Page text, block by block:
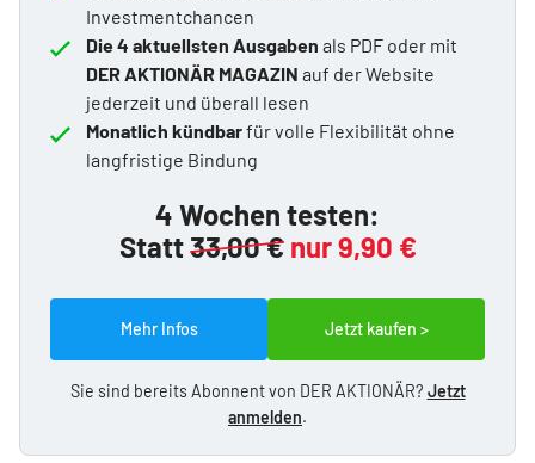
Investmentchancen
Die 4 aktuellsten Ausgaben als PDF oder mit
DER AKTIONÄR MAGAZIN auf der Website
jederzeit und überall lesen
Monatlich kündbarfür volle Flexibilität ohne
langfristige Bindung
4 Wochen testen:
Statt33,00 € nur 9,90 €
Mehr Infos Jetzt kaufen >
Sie sind bereits Abonnent von DER AKTIONÄR? Jetzt
anmelden.